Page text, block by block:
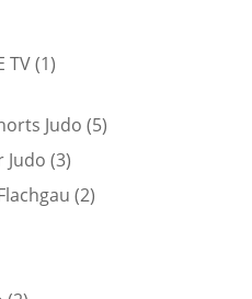
TV 11
Judo 55
Judo 33
Produkte
22